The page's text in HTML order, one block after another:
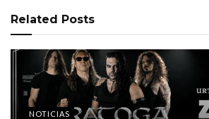
Related Posts
NOTICIAS